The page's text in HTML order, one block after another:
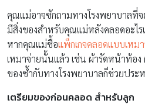
คุณแม่อาจซักถามทางโรงพยาบาลที่จ
มีสิ่งของสำหรับคุณแม่หลังคลอดอะไร
หากคุณแม่ซื้อแพ็กเกจคลอดแบบเหม
เหมาจ่ายนั้นแล้ว เช่น ผ้ารัดหน้าท้อ
ของซ้ำกับทางโรงพยาบาลก็ช่วยประ
เตรียมของก่อนคลอด สำหรับลูก